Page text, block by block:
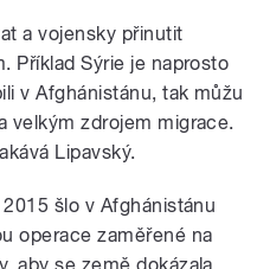
a vojensky přinutit
Příklad Sýrie je naprosto
v Afghánistánu, tak můžu
velkým zdrojem migrace.
Lipavský.
šlo v Afghánistánu
operace zaměřené na
aby se země dokázala